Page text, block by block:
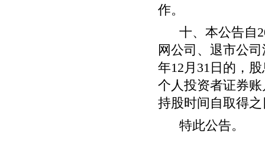
作。
十、本公告自
网公司、退市公
年12 月 31 日的，
个人投资者证券
持股时间自取得
特此公告。